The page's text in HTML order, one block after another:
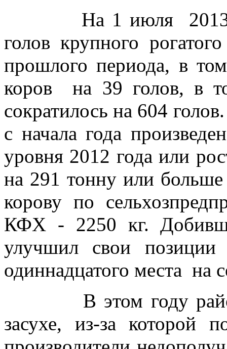
На 1 июля
голов крупного
прошлого периода, в
коров
на 39 голов, в
сократилось на 604
с начала года
уровня 2012 года или
на 291 тонну или
корову по
КФХ - 2250 кг.
улучшил свои позиции
одиннадцатого места на
В этом году район
засухе, из-за которой